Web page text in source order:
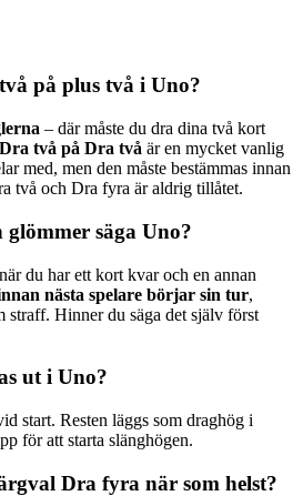
på plus två i Uno?
– där måste du dra dina två kort
Dra två på Dra två är en mycket vanlig
med, men den måste bestämmas innan
två och Dra fyra är aldrig tillåtet.
säga Uno?
när du har ett kort kvar och en annan
nästa spelare börjar sin tur,
straff. Hinner du säga det själv först
ut i Uno?
start. Resten läggs som draghög i
för att starta släng­högen.
Dra fyra när som helst?